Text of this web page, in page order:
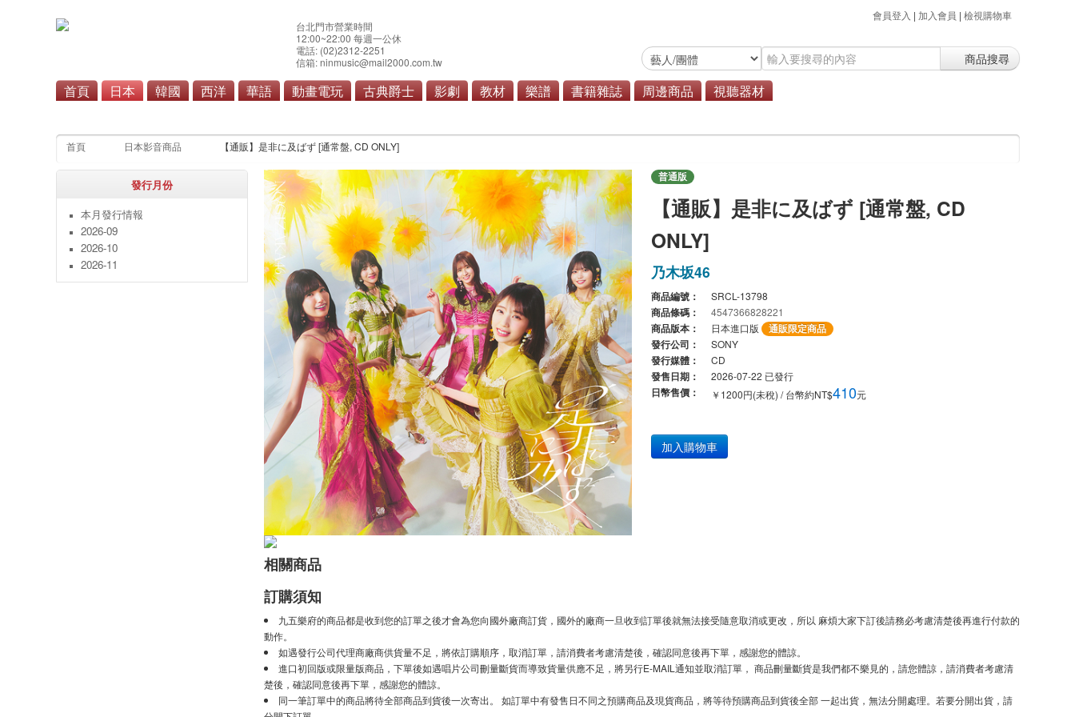
會員登入 | 加入會員 | 檢視購物車
台北門市營業時間
12:00~22:00 每週一公休
電話: (02)2312-2251
信箱: ninmusic@mail2000.com.tw
商品搜尋
首頁 日本 韓國 西洋 華語 動畫電玩 古典爵士 影劇 教材 樂譜 書籍雜誌 周邊商品 視聽器材
首頁 日本影音商品 【通販】是非に及ばず [通常盤, CD ONLY]
發行月份
本月發行情報
2026-09
2026-10
2026-11
普通版
【通販】是非に及ばず [通常盤, CD
ONLY]
乃木坂46
商品編號： SRCL-13798
商品條碼： 4547366828221
商品版本： 日本進口版 通販限定商品
發行公司： SONY
發行媒體： CD
發售日期： 2026-07-22 已發行
日幣售價： ￥1200円(未稅) / 台幣約NT$410元
加入購物車
相關商品
訂購須知
九五樂府的商品都是收到您的訂單之後才會為您向國外廠商訂貨，國外的廠商一旦收到訂單後就無法接受隨意取消或更改，所以 麻煩大家下訂後請務必考慮清楚後再進行付款的
動作。
如遇發行公司代理商廠商供貨量不足，將依訂購順序，取消訂單，請消費者考慮清楚後，確認同意後再下單，感謝您的體諒。
進口初回版或限量版商品，下單後如遇唱片公司刪量斷貨而導致貨量供應不足，將另行E-MAIL通知並取消訂單， 商品刪量斷貨是我們都不樂見的，請您體諒，請消費者考慮清
楚後，確認同意後再下單，感謝您的體諒。
同一筆訂單中的商品將待全部商品到貨後一次寄出。 如訂單中有發售日不同之預購商品及現貨商品，將等待預購商品到貨後全部 一起出貨，無法分開處理。若要分開出貨，請